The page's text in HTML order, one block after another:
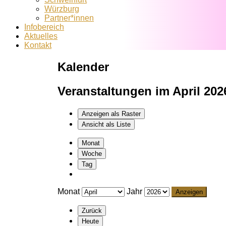
Würzburg
Partner*innen
Infobereich
Aktuelles
Kontakt
Kalender
Veranstaltungen im April
Anzeigen als Raster
Ansicht als Liste
Monat
Woche
Tag
Monat Jahr
Zurück
Heute